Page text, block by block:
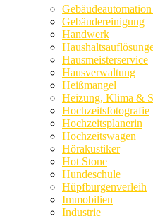
Gebäudereinigung
Handwerk
Hausmeisterservice
Hausverwaltung
Heißmangel
Heizung, Klima &
Hochzeitsfotografie
Hochzeitsplanerin
Hochzeitswagen
Hörakustiker
Hot Stone
Hundeschule
Hüpfburgenverleih
Immobilien
Industrie